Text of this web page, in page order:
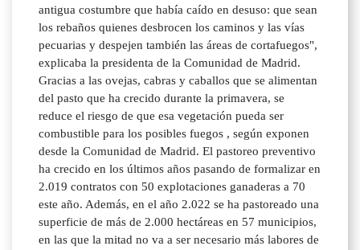
antigua costumbre que había caído en desuso: que sean
los rebaños quienes desbrocen los caminos y las vías
pecuarias y despejen también las áreas de cortafuegos",
explicaba la presidenta de la Comunidad de Madrid.
Gracias a las ovejas, cabras y caballos que se alimentan
del pasto que ha crecido durante la primavera, se
reduce el riesgo de que esa vegetación pueda ser
combustible para los posibles fuegos , según exponen
desde la Comunidad de Madrid. El pastoreo preventivo
ha crecido en los últimos años pasando de formalizar en
2.019 contratos con 50 explotaciones ganaderas a 70
este año. Además, en el año 2.022 se ha pastoreado una
superficie de más de 2.000 hectáreas en 57 municipios,
en las que la mitad no va a ser necesario más labores de